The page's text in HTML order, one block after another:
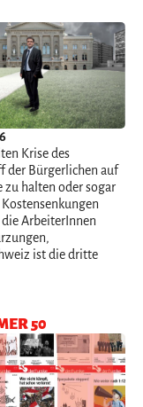
Krise des
der Bürgerlichen auf
halten oder sogar
ArbeiterInnen
ist die dritte
50